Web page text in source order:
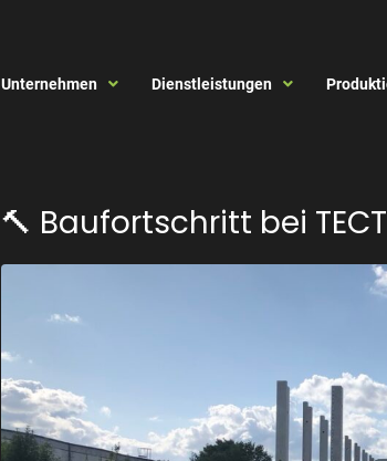
Unternehmen Dienstleistungen
🔨 Baufortschritt bei